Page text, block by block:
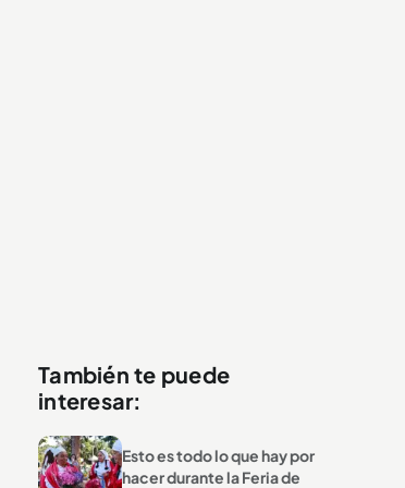
También te puede
interesar:
Esto es todo lo que hay por
hacer durante la Feria de